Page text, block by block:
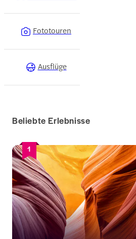
Fototouren
Ausflüge
Beliebte Erlebnisse
1